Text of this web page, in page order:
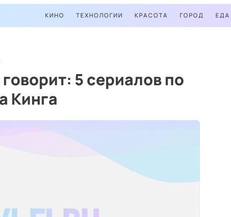
КИНО ТЕХНОЛОГИИ КРАСОТА ГОРОД ЕДА
5 сериалов по
Кинга